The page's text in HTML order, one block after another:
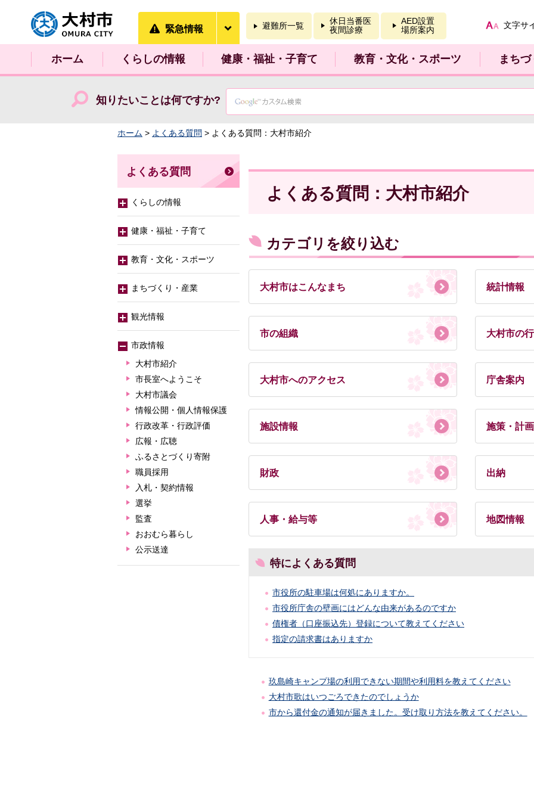
大村市
緊急情報 避難所一覧
休日当番医
夜間診療
AED設置
場所案内
文字サ
ホーム くらしの情報 健康・福祉・子育て 教育・文化・スポーツ まち
知りたいことは何ですか?
ホーム > よくある質問 > よくある質問：大村市紹介
よくある質問：大村市紹介
カテゴリを絞り込む
大村市はこんなまち 統計情報
市の組織 大村市の
大村市へのアクセス 庁舎案内
施設情報 施策・計画
財政 出納
人事・給与等 地図情報
特によくある質問
市役所の駐車場は何処にありますか。
市役所庁舎の壁画にはどんな由来があるのですか
債権者（口座振込先）登録について教えてください
指定の請求書はありますか
玖島崎キャンプ場の利用できない期間や利用料を教えてください
大村市歌はいつごろできたのでしょうか
市から還付金の通知が届きました。受け取り方法を教えてください。
よくある質問
くらしの情報
健康・福祉・子育て
教育・文化・スポーツ
まちづくり・産業
観光情報
市政情報
大村市紹介
市長室へようこそ
大村市議会
情報公開・個人情報保護
行政改革・行政評価
広報・広聴
ふるさとづくり寄附
職員採用
入札・契約情報
選挙
監査
おおむら暮らし
公示送達